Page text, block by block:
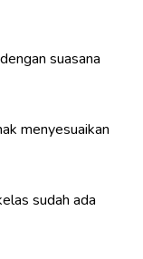
suasana
menyesuaikan
sudah ada